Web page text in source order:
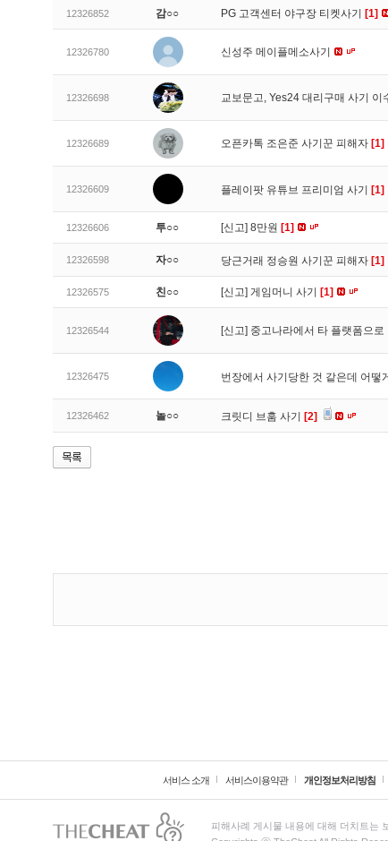
12326852 감○○ PG 고객센터 야구장 티켓사기 [1]
12326780 신성주 메이플메소사기
12326698 교보문고, Yes24 대리구매 사기 이
12326689 오픈카톡 조은준 사기꾼 피해자 [1]
12326609 플레이팟 유튜브 프리미엄 사기 [1]
12326606 투○○ [신고] 8만원 [1]
12326598 자○○ 당근거래 정승원 사기꾼 피해자 [1]
12326575 친○○ [신고] 게임머니 사기 [1]
12326544 [신고] 중고나라에서 타 플랫폼으로
12326475 번장에서 사기당한 것 같은데 어떻
12326462 놀○○ 크릿디 브훔 사기 [2]
서비스 소개 서비스이용약관 개인정보처리방침
피해사례 게시물 내용에 대해 더치트는